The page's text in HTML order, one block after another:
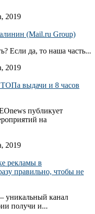
2019
(Mail.ru Group)
Если да, то наша часть...
2019
выдачи и 8 часов
публикует
на
2019
рекламы в
правильно, чтобы не
уникальный канал
получи и...